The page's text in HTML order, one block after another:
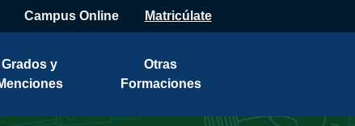
Campus Online Matricúlate
Grados y
Otras
Formaciones